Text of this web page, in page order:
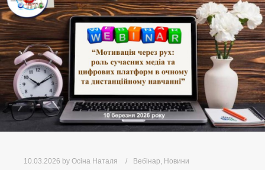
10.03.2026 by Осіна Наталя Вебінар Новини